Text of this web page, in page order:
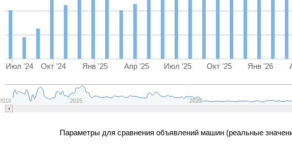
Июл '24 Окт '24 Янв '25 Апр '25 Июл '25 Окт '25 Янв '26
2015 2020
2010
Параметры для сравнения объявлений машин (реальные